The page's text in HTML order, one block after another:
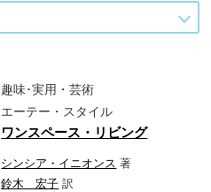
趣味･実用・芸術
エーテー・スタイル
ワンスペース・リビング
シンシア・イニオンス 著
鈴木 宏子 訳